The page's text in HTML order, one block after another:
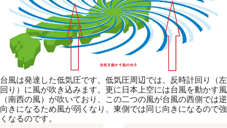
台風は発達した低気圧です。低気圧周辺では、反時計回り（左
回り）に風が吹き込みます。更に日本上空には台風を動かす風
（南西の風）が吹いており、この二つの風が台風の西側では逆
向きになるため風が弱くなり、東側では同じ向きになるので強
くなるのです。